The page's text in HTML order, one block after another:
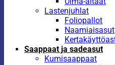
Lastenjuhlat
Foliopallot
Naamiaisasut
Saappaat ja sadeasut
Kumisaappaat